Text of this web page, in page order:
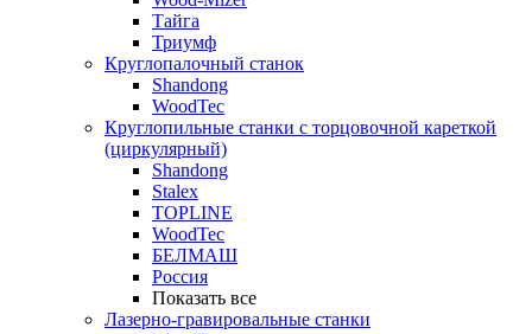
Тайга
Триумф
Круглопалочный станок
Shandong
WoodTec
Круглопильные станки с торцовочной кареткой
(циркулярный)
Shandong
Stalex
TOPLINE
WoodTec
БЕЛМАШ
Россия
Показать все
Лазерно-гравировальные станки